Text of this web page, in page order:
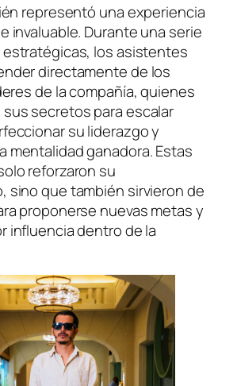
representó una experiencia
invaluable. Durante una serie
los asistentes
directamente de los
de la compañía, quienes
secretos para escalar
su liderazgo y
mentalidad ganadora. Estas
reforzaron su
sino que también sirvieron de
proponerse nuevas metas y
influencia dentro de la